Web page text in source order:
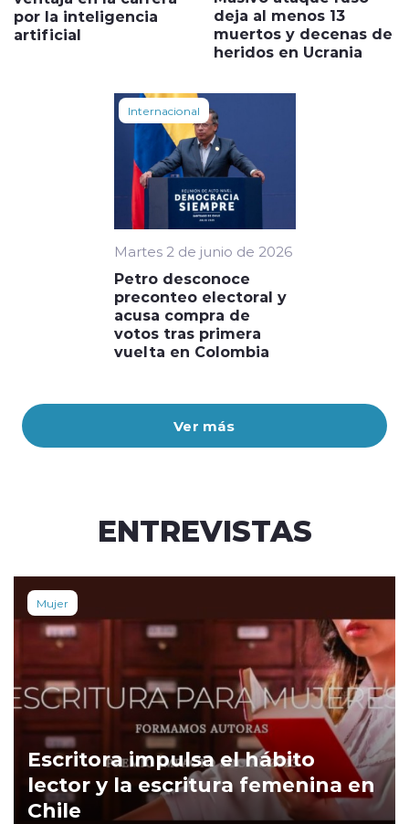
Ver más
por la inteligencia
artificial
deja al menos 13
muertos y decenas de
heridos en Ucrania
Internacional
Martes 2 de junio de 2026
Petro desconoce
preconteo electoral y
acusa compra de
votos tras primera
vuelta en Colombia
ENTREVISTAS
Mujer
Escritora impulsa el hábito
lector y la escritura femenina en
Chile